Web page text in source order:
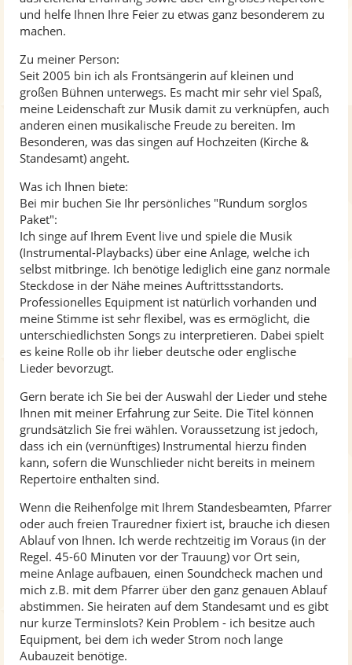
und helfe Ihnen Ihre Feier zu etwas ganz besonderem zu
machen.
Zu meiner Person:
Seit 2005 bin ich als Frontsängerin auf kleinen und
großen Bühnen unterwegs. Es macht mir sehr viel Spaß,
meine Leidenschaft zur Musik damit zu verknüpfen, auch
anderen einen musikalische Freude zu bereiten. Im
Besonderen, was das singen auf Hochzeiten (Kirche &
Standesamt) angeht.
Was ich Ihnen biete:
Bei mir buchen Sie Ihr persönliches "Rundum sorglos
Paket":
Ich singe auf Ihrem Event live und spiele die Musik
(Instrumental-Playbacks) über eine Anlage, welche ich
selbst mitbringe. Ich benötige lediglich eine ganz normale
Steckdose in der Nähe meines Auftrittsstandorts.
Professionelles Equipment ist natürlich vorhanden und
meine Stimme ist sehr flexibel, was es ermöglicht, die
unterschiedlichsten Songs zu interpretieren. Dabei spielt
es keine Rolle ob ihr lieber deutsche oder englische
Lieder bevorzugt.
Gern berate ich Sie bei der Auswahl der Lieder und stehe
Ihnen mit meiner Erfahrung zur Seite. Die Titel können
grundsätzlich Sie frei wählen. Voraussetzung ist jedoch,
dass ich ein (vernünftiges) Instrumental hierzu finden
kann, sofern die Wunschlieder nicht bereits in meinem
Repertoire enthalten sind.
Wenn die Reihenfolge mit Ihrem Standesbeamten, Pfarrer
oder auch freien Trauredner fixiert ist, brauche ich diesen
Ablauf von Ihnen. Ich werde rechtzeitig im Voraus (in der
Regel. 45-60 Minuten vor der Trauung) vor Ort sein,
meine Anlage aufbauen, einen Soundcheck machen und
mich z.B. mit dem Pfarrer über den ganz genauen Ablauf
abstimmen. Sie heiraten auf dem Standesamt und es gibt
nur kurze Terminslots? Kein Problem - ich besitze auch
Equipment, bei dem ich weder Strom noch lange
Aubauzeit benötige.